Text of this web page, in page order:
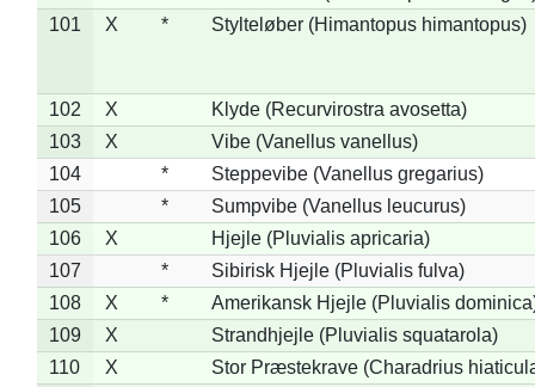
101
X * Stylteløber (Himantopus himantopus)
102 X
Klyde (Recurvirostra avosetta)
103
X
Vibe (Vanellus vanellus)
104
*
Steppevibe (Vanellus gregarius)
105
*
Sumpvibe (Vanellus leucurus)
106
X
Hjejle (Pluvialis apricaria)
107
*
Sibirisk Hjejle (Pluvialis fulva)
108
X *
Amerikansk Hjejle (Pluvialis
109
X
Strandhjejle (Pluvialis squatarola)
110
X
Stor Præstekrave (Charadrius